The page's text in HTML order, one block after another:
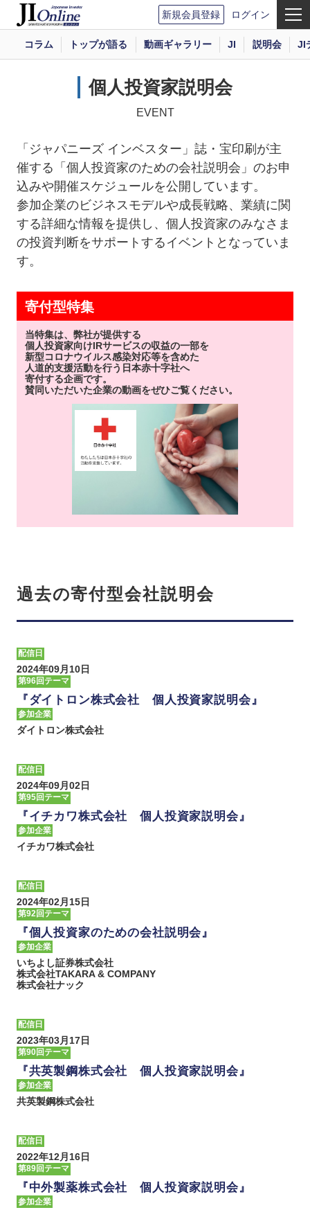
新規会員登録 ログイン
コラム トップが語る 動画ギャラリー JI 説明会 JI
個人投資家説明会
EVENT
「ジャパニーズ インベスター」誌・宝印刷が主
催する「個人投資家のための会社説明会」のお申
込みや開催スケジュールを公開しています。
参加企業のビジネスモデルや成長戦略、業績に関
する詳細な情報を提供し、個人投資家のみなさま
の投資判断をサポートするイベントとなっていま
す。
寄付型特集
当特集は、弊社が提供する
個人投資家向けIRサービスの収益の一部を
新型コロナウイルス感染対応等を含めた
人道的支援活動を行う日本赤十字社へ
寄付する企画です。
賛同いただいた企業の動画をぜひご覧ください。
過去の寄付型会社説明会
配信日
2024年09月10日
第96回テーマ
『ダイトロン株式会社 個人投資家説明会』
参加企業
ダイトロン株式会社
配信日
2024年09月02日
第95回テーマ
『イチカワ株式会社 個人投資家説明会』
参加企業
イチカワ株式会社
配信日
2024年02月15日
第92回テーマ
『個人投資家のための会社説明会』
参加企業
いちよし証券株式会社
株式会社TAKARA & COMPANY
株式会社ナック
配信日
2023年03月17日
第90回テーマ
『共英製鋼株式会社 個人投資家説明会』
参加企業
共英製鋼株式会社
配信日
2022年12月16日
第89回テーマ
『中外製薬株式会社 個人投資家説明会』
参加企業